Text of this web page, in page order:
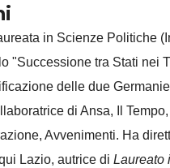
in Scienze Politiche
"Successione tra Stati nei
delle due
di Ansa, Il
Avvenimenti. Ha
Lazio, autrice di Laureato